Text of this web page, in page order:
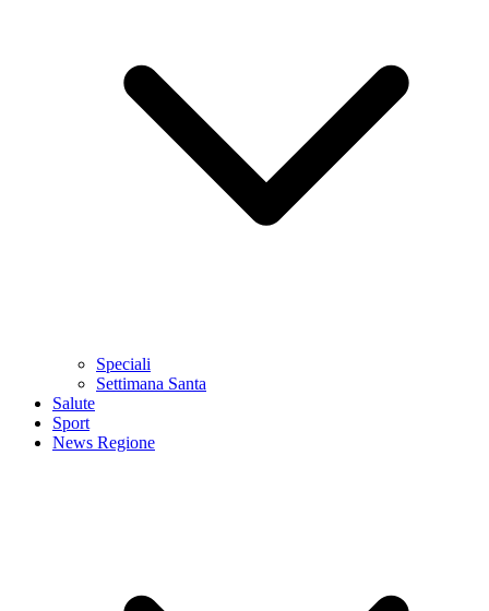
Speciali
Settimana Santa
Salute
Sport
News Regione